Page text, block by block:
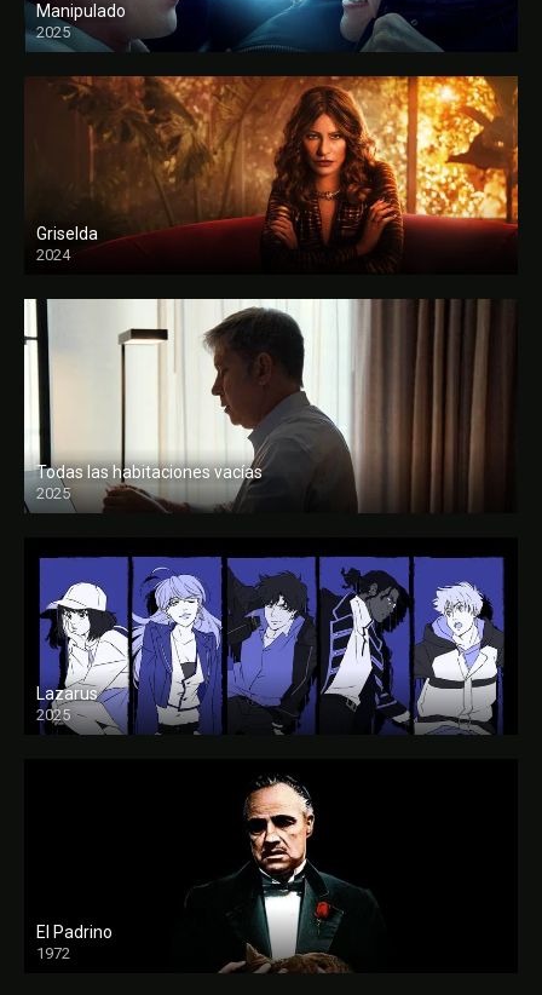
Manipulado
2025
Griselda
2024
Todas las habitaciones vacías
2025
FULL HD
Lazarus
2025
El Padrino
1972
FULL HD